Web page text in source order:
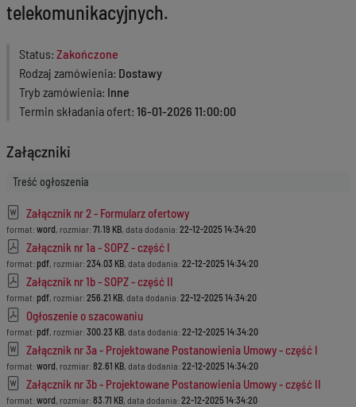
telekomunikacyjnych.
Status Zakończone
Rodzaj zamówienia Dostawy
Tryb zamówienia Inne
Termin składania ofert 16-01-2026 11:00:00
Załączniki
Treść ogłoszenia
Załącznik nr 2 - Formularz ofertowy
format: word, rozmiar: 71.19 KB, data dodania: 22-12-2025 14:34:20
Załącznik nr 1a - SOPZ - część I
format: pdf, rozmiar: 234.03 KB, data dodania: 22-12-2025 14:34:20
Załącznik nr 1b - SOPZ - część II
format: pdf, rozmiar: 256.21 KB, data dodania: 22-12-2025 14:34:20
Ogłoszenie o szacowaniu
format: pdf, rozmiar: 300.23 KB, data dodania: 22-12-2025 14:34:20
Załącznik nr 3a - Projektowane Postanowienia Umowy - część I
format: word, rozmiar: 82.61 KB, data dodania: 22-12-2025 14:34:20
Załącznik nr 3b - Projektowane Postanowienia Umowy - część II
format: word, rozmiar: 83.71 KB, data dodania: 22-12-2025 14:34:20